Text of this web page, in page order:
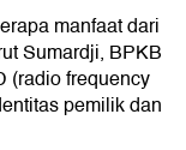
manfaat dari
Sumardji, BPKB
(radio frequency
pemilik dan